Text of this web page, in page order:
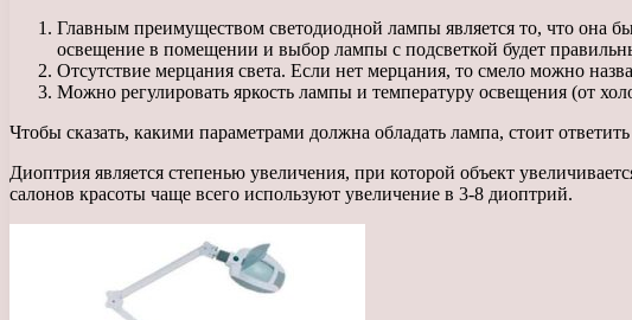
Главным преимуществом светодиодной лампы является то, что она
освещение в помещении и выбор лампы с подсветкой будет
Отсутствие мерцания света. Если нет мерцания, то смело можно
Можно регулировать яркость лампы и температуру освещения (от
Чтобы сказать, какими параметрами должна обладать лампа, стоит
Диоптрия является степенью увеличения, при которой объект
салонов красоты чаще всего используют увеличение в 3-8 диоптрий.